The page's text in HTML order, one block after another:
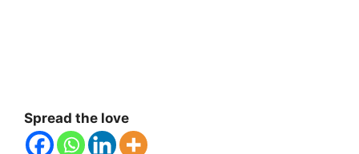
Spread the love